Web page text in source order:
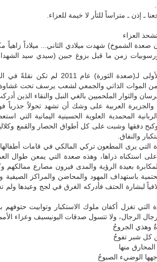
ـ إذن ـ متراساً للثأر لا خيمة للعزاء.
العزاء
الشموخ) شهدت ميلادي الثاني... ميلاداً زاهياً
زمن ما قبل بزوغ جبين (سيدي سيد
زيارتي الأولى لـ(صعدة الثورة)
الموات الذاتي والجمعي لشعب يرسف تحت غشاوة
والثوار الملحميين بالغي النبل والنقاء الذين
والجزيرة العربية على وشك أن تشهد تحولاً جذرياً
المحمدية العلوية الحسينية اليمانية
دفقها وشبت على كل أطواق الحصار والقمع
والنفاق.
التي يرى المطعون تركي المالكي في قامات
على استكناه ذراها، وهذه صعدة التي يمعن طوال
بعيدة الرؤية والمدى فيرون مصارع ممالكهم
باستهداف المهود والمحاضن والمراكز
لبشارة الحتف فأدركه الغرق في لجج وعيدها ولم
التي تغزل أكفان ملوك الاستكبار وتوابيت حتوفهم
الرجال، ولا تتسول صدقات اليونيسيف وعزاء
وهذي الجروحُ
كل شبر تفوحُ
المحارق منها
الوضيء الصبوحُ